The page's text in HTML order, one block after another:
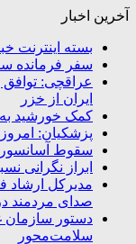
آخرین اخبار
بسته اینترنت
سفر فرمانده
ایران از خزر
کمک خورشید به
پزشکیان:
سقوط آسانسور در
ابراز نگرانی
مدیرکل ارشاد
صدای مردمند
سلامت‌محور